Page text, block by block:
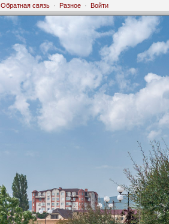
Обратная связь · Разное · Войти